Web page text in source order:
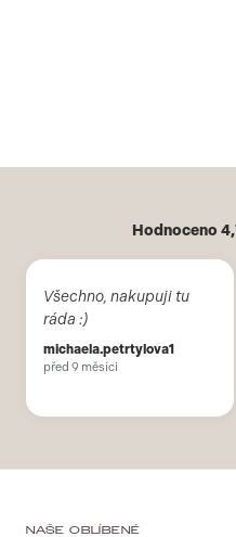
Hodnoceno
Všechno, nakupuji tu
ráda :)
michaela.petrtylova1
před 9 měsíci
NAŠE OBLÍBENÉ